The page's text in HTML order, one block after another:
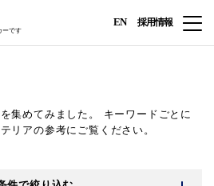
ーです
EN 採用情報
集めてみました。
キーワードごとに
リアの参考にご覧ください。